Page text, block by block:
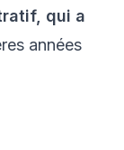
qui a
années